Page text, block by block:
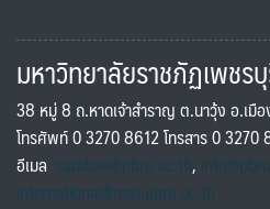
มหาวิทยาลัยราชภัฏเพชร
38 หมู่ 8 ถ.หาดเจ้าสำราญ ต.นาวุ้ง อ.เมื
โทรศัพท์ 0 3270 8612 โทรสาร 0 3270
อีเมล saraban@pbru.ac.th,
international@mail.pbru.ac.th